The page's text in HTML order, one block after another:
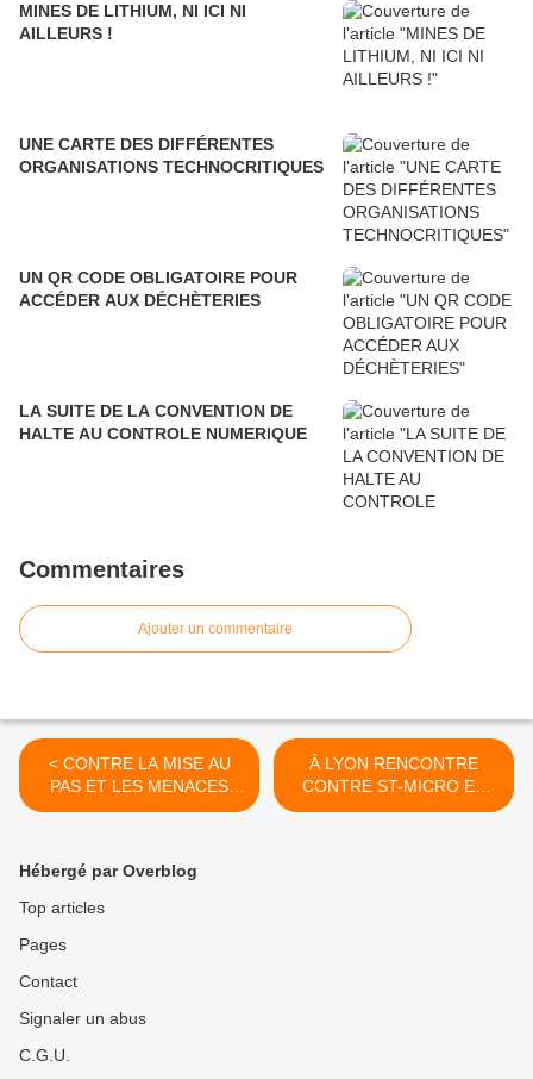
MINES DE LITHIUM, NI ICI NI
AILLEURS !
UNE CARTE DES DIFFÉRENTES
ORGANISATIONS TECHNOCRITIQUES
UN QR CODE OBLIGATOIRE POUR
ACCÉDER AUX DÉCHÈTERIES
LA SUITE DE LA CONVENTION DE
HALTE AU CONTROLE NUMERIQUE
Commentaires
Ajouter un commentaire
< CONTRE LA MISE AU
PAS ET LES MENACES
D'ENEDIS-COMMUNIQUÉ
À LYON RENCONTRE
CONTRE ST-MICRO ET
SON MONDE LE 20/09 ! >
Hébergé par Overblog
Top articles
Pages
Contact
Signaler un abus
C.G.U.